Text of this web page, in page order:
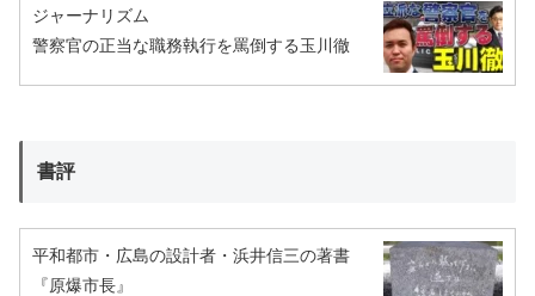
ジャーナリズム
警察官の正当な職務執行を罵倒する玉川徹
書評
平和都市・広島の設計者・浜井信三の著書
『原爆市長』